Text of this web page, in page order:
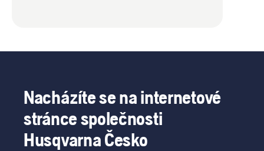
Nacházíte se na internetové
stránce společnosti
Husqvarna Česko